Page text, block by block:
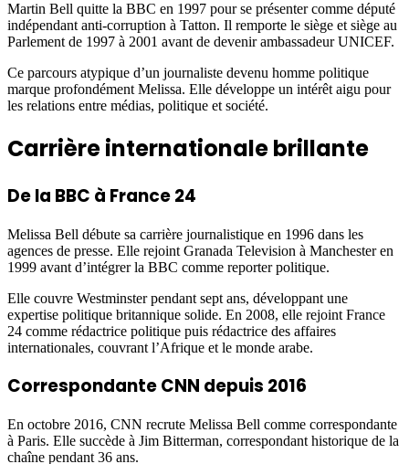
Martin Bell quitte la BBC en 1997 pour se présenter comme député
indépendant anti-corruption à Tatton. Il remporte le siège et siège au
Parlement de 1997 à 2001 avant de devenir ambassadeur UNICEF.
Ce parcours atypique d’un journaliste devenu homme politique
marque profondément Melissa. Elle développe un intérêt aigu pour
les relations entre médias, politique et société.
Carrière internationale brillante
De la BBC à France 24
Melissa Bell débute sa carrière journalistique en 1996 dans les
agences de presse. Elle rejoint Granada Television à Manchester en
1999 avant d’intégrer la BBC comme reporter politique.
Elle couvre Westminster pendant sept ans, développant une
expertise politique britannique solide. En 2008, elle rejoint France
24 comme rédactrice politique puis rédactrice des affaires
internationales, couvrant l’Afrique et le monde arabe.
Correspondante CNN depuis 2016
En octobre 2016, CNN recrute Melissa Bell comme correspondante
à Paris. Elle succède à Jim Bitterman, correspondant historique de la
chaîne pendant 36 ans.